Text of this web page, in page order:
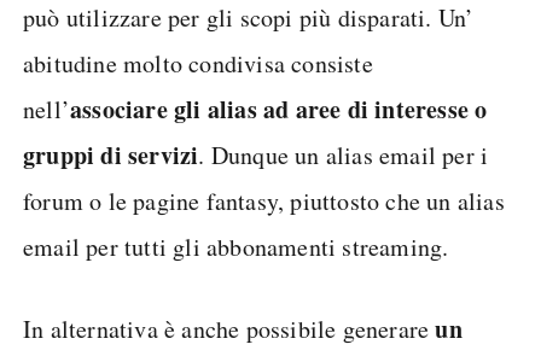
può utilizzare per gli scopi più disparati. Un’
abitudine molto condivisa consiste
nell’associare gli alias ad aree di interesse o
gruppi di servizi. Dunque un alias email per i
forum o le pagine fantasy, piuttosto che un alias
email per tutti gli abbonamenti streaming.
In alternativa è anche possibile generareun